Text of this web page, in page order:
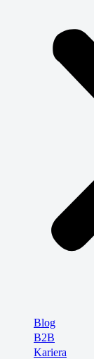
Blog
B2B
Kariera